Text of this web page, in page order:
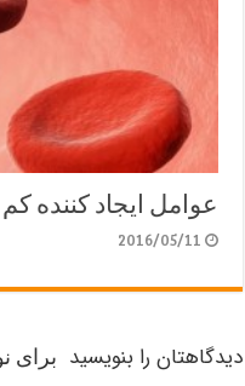
عوامل ایجاد کننده
2016/05/11
دیدگاهتان را بنویسید برای